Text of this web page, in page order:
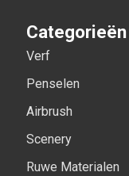
Categorieën
Verf
Penselen
Airbrush
Scenery
Ruwe Materialen